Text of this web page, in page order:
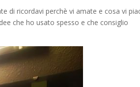
di ricordavi perchè vi amate e cosa vi
che ho usato spesso e che consiglio